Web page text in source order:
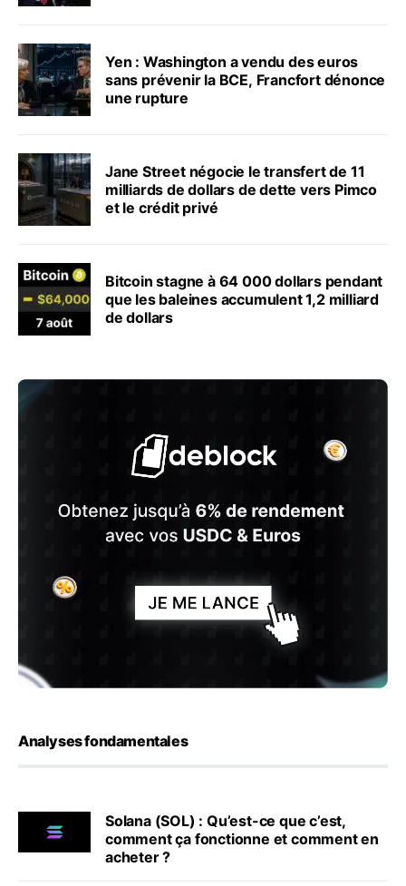
Yen : Washington a vendu des euros
sans prévenir la BCE, Francfort dénonce
une rupture
Jane Street négocie le transfert de 11
milliards de dollars de dette vers Pimco
et le crédit privé
Bitcoin stagne à 64 000 dollars pendant
que les baleines accumulent 1,2 milliard
de dollars
Analyses fondamentales
Solana (SOL) : Qu’est-ce que c’est,
comment ça fonctionne et comment en
acheter ?